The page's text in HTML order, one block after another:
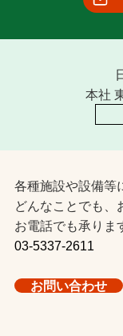
本社
各種施設や設備等
どんなことでも、
お電話でも承りま
03-5337-2611
お問い合わせ